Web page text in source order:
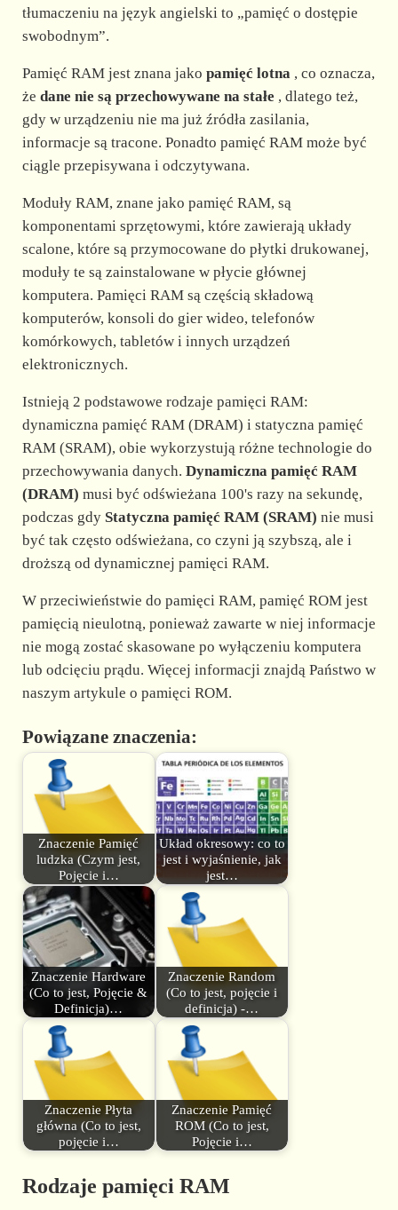
d
e
o
tłumaczeniu na język angielski to „pamięć o dostępie
swobodnym”.
Pamięć RAM jest znana jako pamięć lotna, co oznacza,
że dane nie są przechowywane na stałe , dlatego też,
gdy w urządzeniu nie ma już źródła zasilania,
informacje są tracone. Ponadto pamięć RAM może być
ciągle przepisywana i odczytywana.
Moduły RAM, znane jako pamięć RAM, są
komponentami sprzętowymi, które zawierają układy
scalone, które są przymocowane do płytki drukowanej,
moduły te są zainstalowane w płycie głównej
komputera. Pamięci RAM są częścią składową
komputerów, konsoli do gier wideo, telefonów
komórkowych, tabletów i innych urządzeń
elektronicznych.
Istnieją 2 podstawowe rodzaje pamięci RAM:
dynamiczna pamięć RAM (DRAM) i statyczna pamięć
RAM (SRAM), obie wykorzystują różne technologie do
przechowywania danych. Dynamiczna pamięć RAM
(DRAM) musi być odświeżana 100's razy na sekundę,
podczas gdy Statyczna pamięć RAM (SRAM) nie musi
być tak często odświeżana, co czyni ją szybszą, ale i
droższą od dynamicznej pamięci RAM.
W przeciwieństwie do pamięci RAM, pamięć ROM jest
pamięcią nieulotną, ponieważ zawarte w niej informacje
nie mogą zostać skasowane po wyłączeniu komputera
lub odcięciu prądu. Więcej informacji znajdą Państwo w
naszym artykule o pamięci ROM.
Powiązane znaczenia:
Znaczenie Pamięć
ludzka (Czym jest,
Pojęcie i…
Układ okresowy: co to
jest i wyjaśnienie, jak
jest…
Znaczenie Hardware
(Co to jest, Pojęcie &
Definicja)…
Znaczenie Random
(Co to jest, pojęcie i
definicja) -…
Znaczenie Płyta
główna (Co to jest,
pojęcie i…
Znaczenie Pamięć
ROM (Co to jest,
Pojęcie i…
Rodzaje pamięci RAM